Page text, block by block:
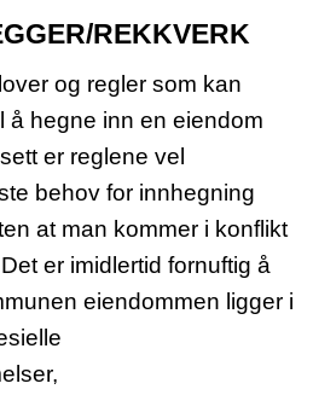
REKKVERK
og regler som kan
å hegne inn en eiendom
er reglene vel
behov for innhegning
at man kommer i konflikt
er imidlertid fornuftig å
eiendommen ligger i